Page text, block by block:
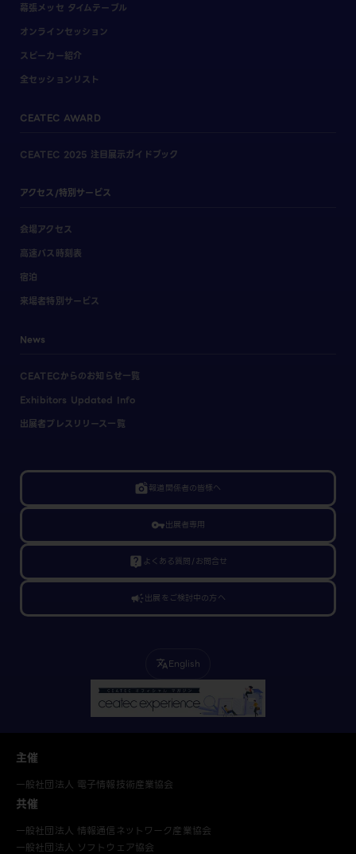
幕張メッセ タイムテーブル
オンラインセッション
スピーカー紹介
全セッションリスト
CEATEC AWARD
CEATEC 2025 注目展示ガイドブック
アクセス/特別サービス
会場アクセス
高速バス時刻表
宿泊
来場者特別サービス
News
CEATECからのお知らせ一覧
Exhibitors Updated Info
出展者プレスリリース一覧
linked_camera報道関係者の皆様へ
vpn_key出展者専用
live_help よくある質問/お問合せ
campaign出展をご検討中の方へ
translateEnglish
主催
一般社団法人 電子情報技術産業協会
共催
一般社団法人 情報通信ネットワーク産業協会
一般社団法人 ソフトウェア協会